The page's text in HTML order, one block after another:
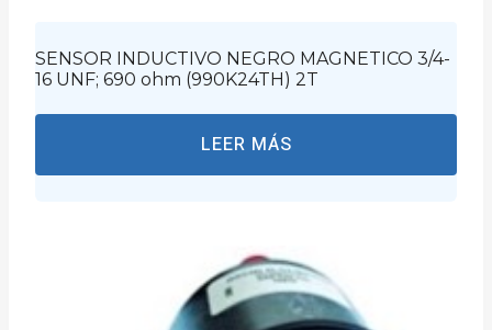
SENSOR INDUCTIVO NEGRO MAGNETICO 3/4-
16 UNF; 690 ohm (990K24TH) 2T
LEER MÁS